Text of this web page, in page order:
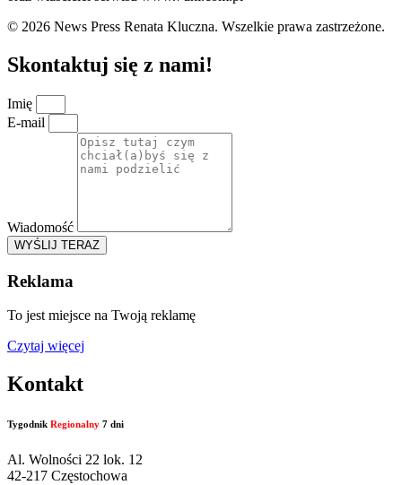
© 2026 News Press Renata Kluczna. Wszelkie prawa zastrzeżone.
Skontaktuj się z nami!
Imię
E-mail
Wiadomość
WYŚLIJ TERAZ
Reklama
To jest miejsce na Twoją reklamę
Czytaj więcej
Kontakt
Tygodnik Regionalny 7 dni
Al. Wolności 22 lok. 12
42-217 Częstochowa